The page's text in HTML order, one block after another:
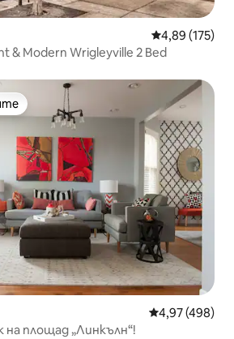
Средна
4,89 (175)
& Modern Wrigleyville 2 Bed
на гостите
Средна
4,97 (498)
площад „Линкълн“!